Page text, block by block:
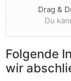
r
f
e
n
?
n
e
n
v
o
r
?
u
n
g
e
n
z
u
e
i
h
o
h
l
Drag &
Du
Folgende
wir